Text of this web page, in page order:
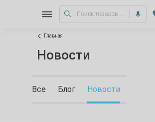
Главная
Новости
Все Блог Новости